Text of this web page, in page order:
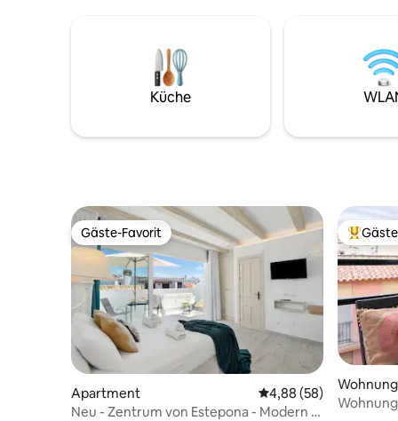
Erwachsene. Unsere Bewertungen
sagen es am besten. Verlängerte
Winteraufenthalte (Jan.–Mär.) sind für
diejenigen verfügbar, die einen
möchten. Falls du weitere Informationen
Küche
Gäste-Favorit
Gäste-Favorit
Apartment Durchschnittliche
4,88 (58)
Neu - Zentrum von Estepona - Modern ,
Wohnung